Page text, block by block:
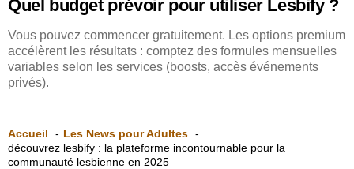
Quel budget prévoir pour utiliser Lesbify ?
Vous pouvez commencer gratuitement. Les options premium
accélèrent les résultats : comptez des formules mensuelles
variables selon les services (boosts, accès événements
privés).
Accueil
Les News pour Adultes
découvrez lesbify : la plateforme incontournable pour la
communauté lesbienne en 2025